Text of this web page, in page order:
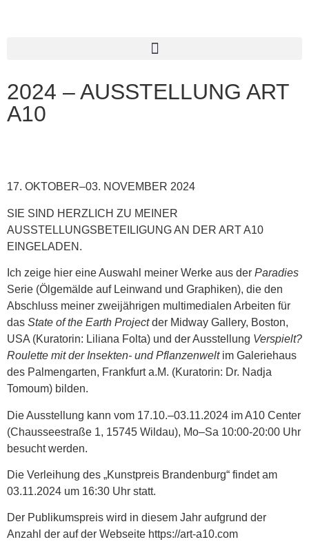
2024 – AUSSTELLUNG ART
A10
17. OKTOBER–03. NOVEMBER 2024
SIE SIND HERZLICH ZU MEINER
AUSSTELLUNGSBETEILIGUNG AN DER ART A10
EINGELADEN.
Ich zeige hier eine Auswahl meiner Werke aus der Paradies
Serie (Ölgemälde auf Leinwand und Graphiken), die den
Abschluss meiner zweijährigen multimedialen Arbeiten für
das State of the Earth Projectder Midway Gallery, Boston,
USA (Kuratorin: Liliana Folta) und der Ausstellung Verspielt?
Roulette mit der Insekten- und Pflanzenweltim Galeriehaus
des Palmengarten, Frankfurt a.M. (Kuratorin: Dr. Nadja
Tomoum) bilden.
Die Ausstellung kann vom 17.10.–03.11.2024 im A10 Center
(Chausseestraße 1, 15745 Wildau), Mo–Sa 10:00-20:00 Uhr
besucht werden.
Die Verleihung des „Kunstpreis Brandenburg“ findet am
03.11.2024 um 16:30 Uhr statt.
Der Publikumspreis wird in diesem Jahr aufgrund der
Anzahl der auf der Webseite https://art-a10.com